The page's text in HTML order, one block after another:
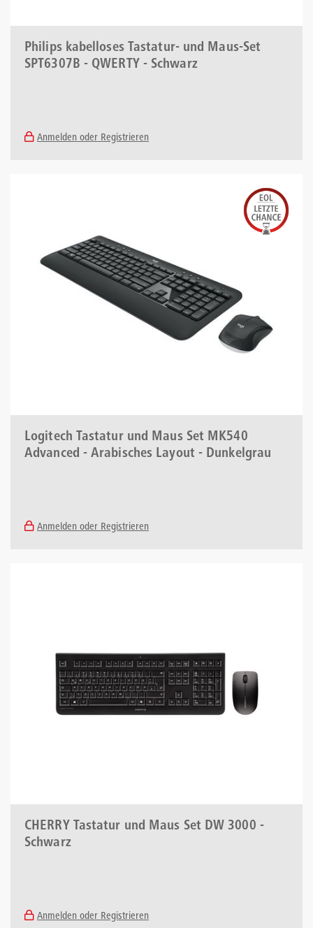
Philips kabelloses Tastatur- und Maus-Set
SPT6307B - QWERTY - Schwarz
Anmelden oder Registrieren
Logitech Tastatur und Maus Set MK540
Advanced - Arabisches Layout - Dunkelgrau
Anmelden oder Registrieren
CHERRY Tastatur und Maus Set DW 3000 -
Schwarz
Anmelden oder Registrieren